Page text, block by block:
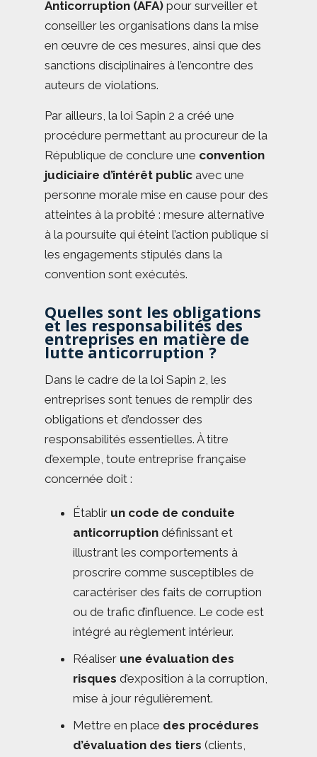
Anticorruption (AFA) pour surveiller et
conseiller les organisations dans la mise
en œuvre de ces mesures, ainsi que des
sanctions disciplinaires à l’encontre des
auteurs de violations.
Par ailleurs, la loi Sapin 2 a créé une
procédure permettant au procureur de la
République de conclure une convention
judiciaire d’intérêt public avec une
personne morale mise en cause pour des
atteintes à la probité : mesure alternative
à la poursuite qui éteint l’action publique si
les engagements stipulés dans la
convention sont exécutés.
Quelles sont les obligations
et les responsabilités des
entreprises en matière de
lutte anticorruption ?
Dans le cadre de la loi Sapin 2, les
entreprises sont tenues de remplir des
obligations et d’endosser des
responsabilités essentielles. À titre
d’exemple, toute entreprise française
concernée doit :
Établir un code de conduite
anticorruption définissant et
illustrant les comportements à
proscrire comme susceptibles de
caractériser des faits de corruption
ou de trafic d’influence. Le code est
intégré au règlement intérieur.
Réaliser une évaluation des
risques d’exposition à la corruption,
mise à jour régulièrement.
Mettre en place des procédures
d’évaluation des tiers (clients,